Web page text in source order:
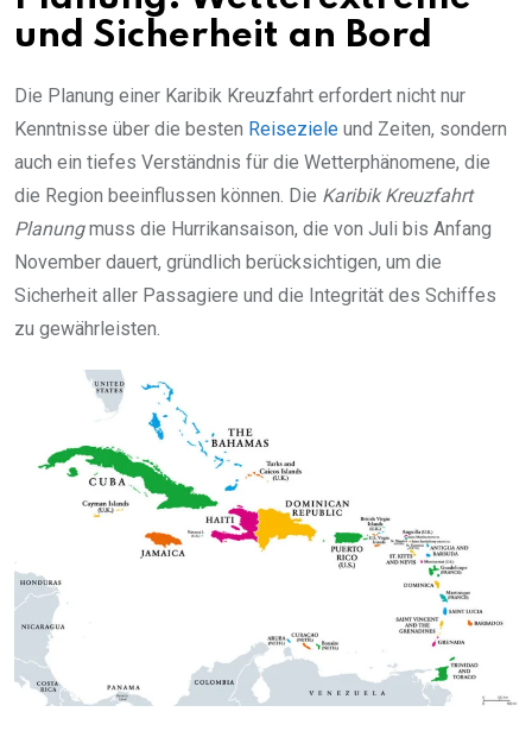
und Sicherheit an Bord
Die Planung einer Karibik Kreuzfahrt erfordert nicht nur
Kenntnisse über die besten Reiseziele und Zeiten, sondern
auch ein tiefes Verständnis für die Wetterphänomene, die
die Region beeinflussen können. Die Karibik Kreuzfahrt
Planungmuss die Hurrikansaison, die von Juli bis Anfang
November dauert, gründlich berücksichtigen, um die
Sicherheit aller Passagiere und die Integrität des Schiffes
zu gewährleisten.